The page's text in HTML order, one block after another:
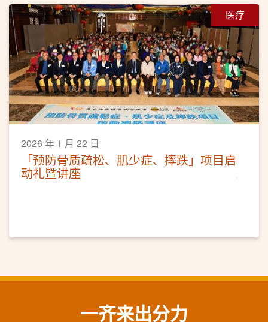
医疗
2026 年 1 月 22 日
「预防骨质疏松、肌少症、摔跌」项目启
动礼暨讲座
一齐来出分力